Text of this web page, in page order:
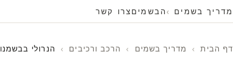
מדריך בשמים הבשמיםצרו קשר
דף הבית › מדריך בשמים › הרכב ורכיבים › הנרולי